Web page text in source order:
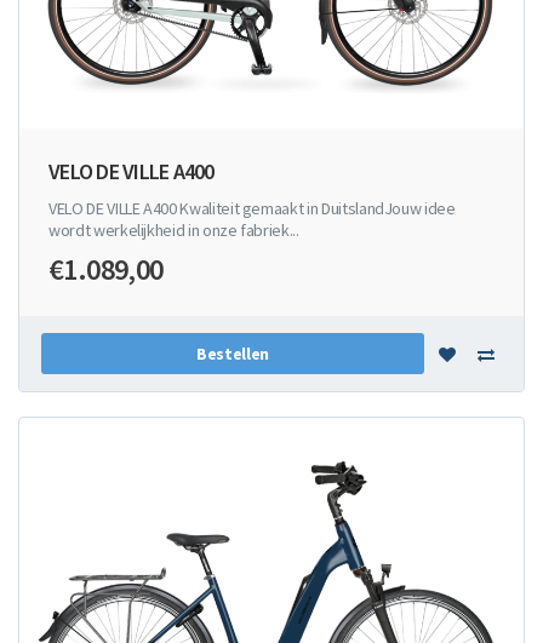
VELO DE VILLE A400
VELO DE VILLE A400 Kwaliteit gemaakt in DuitslandJouw idee
wordt werkelijkheid in onze fabriek...
€1.089,00
Bestellen